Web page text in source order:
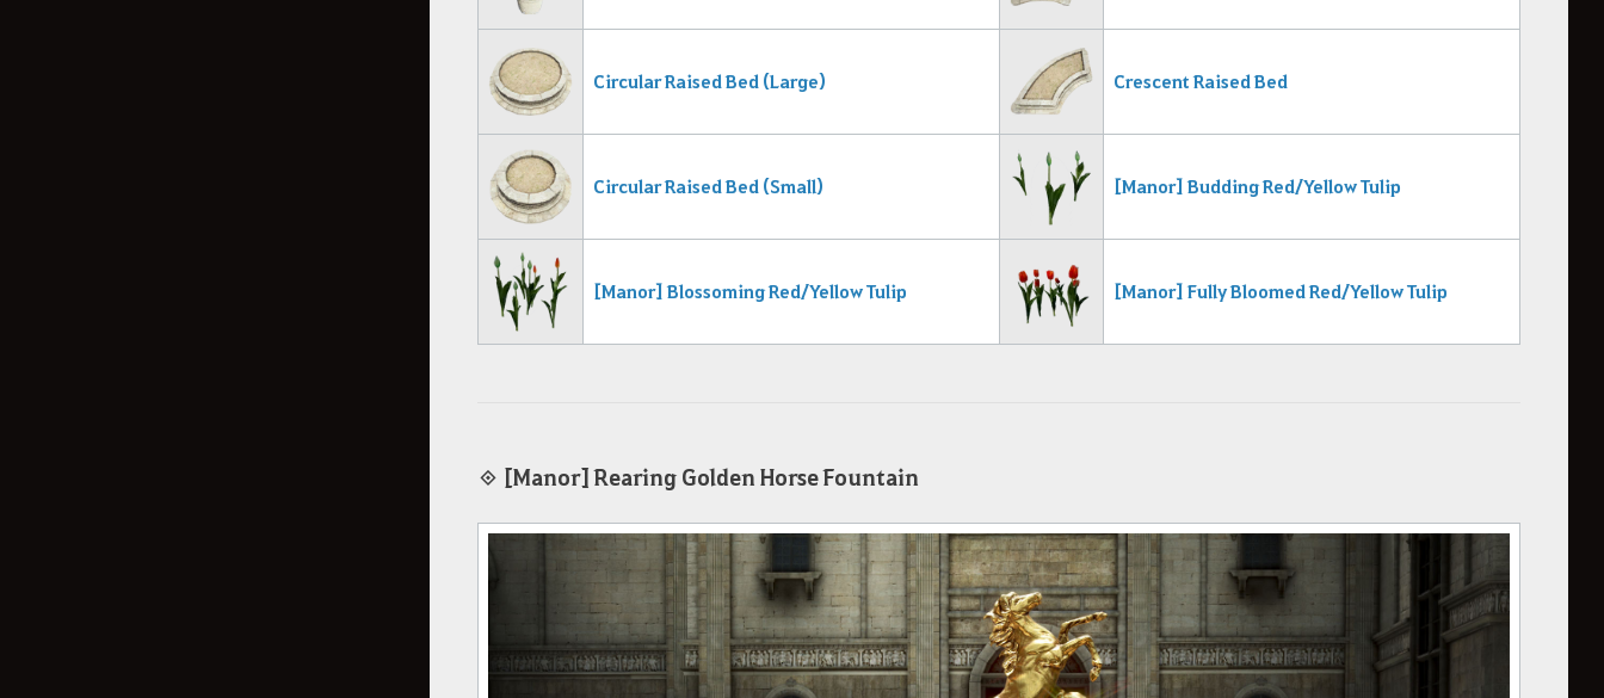
Circular Raised Bed (Large) Crescent Raised Bed
Circular Raised Bed (Small) [Manor] Budding Red/Yellow Tulip
[Manor] Blossoming Red/Yellow Tulip [Manor] Fully Bloomed Red/Yellow Tulip
◈ [Manor] Rearing Golden Horse Fountain